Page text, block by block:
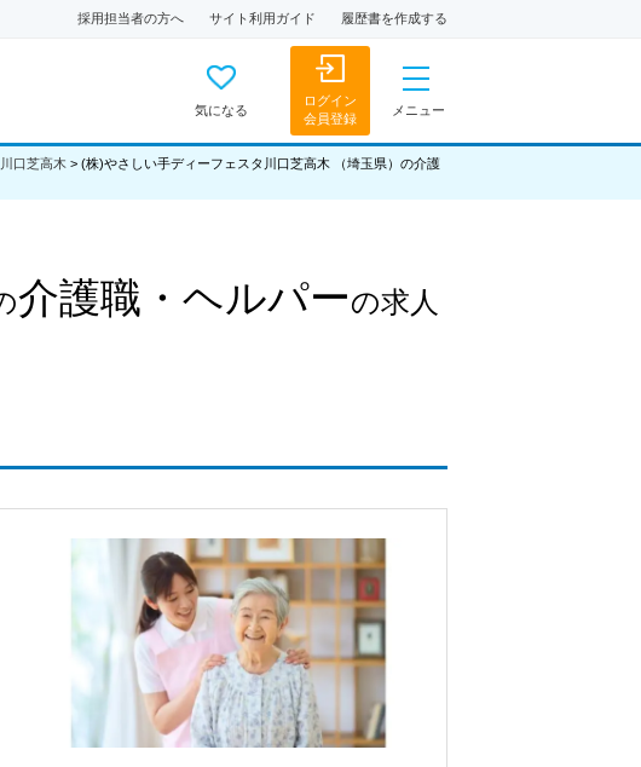
採用担当者の方へ サイト利用ガイド 履歴書を作成する
気になる
ログイン
会員登録
メニュー
口芝高木 > (株)やさしい手ディーフェスタ川口芝高木 （埼玉県）の介護
介護職・ヘルパーの求人